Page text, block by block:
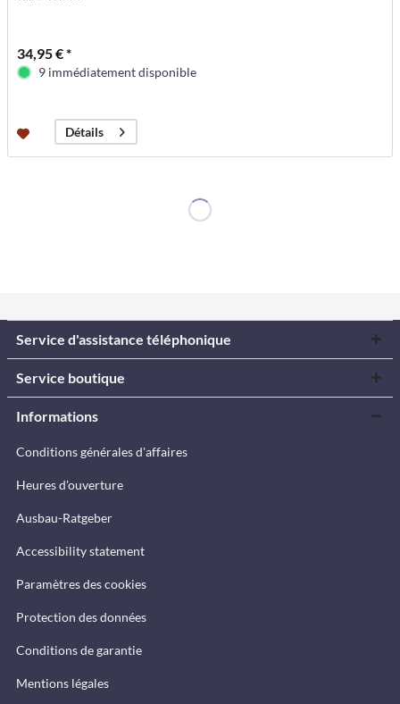
34,95 € *
9 immédiatement disponible
Détails
Service d'assistance téléphonique
Service boutique
Informations
Conditions générales d'affaires
Heures d'ouverture
Ausbau-Ratgeber
Accessibility statement
Paramètres des cookies
Protection des données
Conditions de garantie
Mentions légales